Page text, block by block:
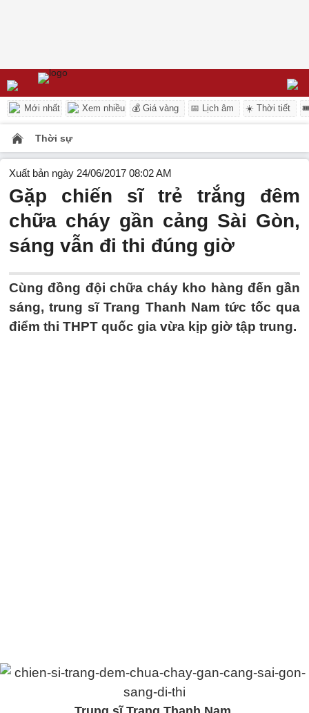
Mới nhất Xem nhiều 💰 Giá vàng 📅 Lịch âm ☀️ Thời tiết
Thời sự
Xuất bản ngày 24/06/2017 08:02 AM
Gặp chiến sĩ trẻ trắng đêm
chữa cháy gần cảng Sài Gòn,
sáng vẫn đi thi đúng giờ
Cùng đồng đội chữa cháy kho hàng đến gần
sáng, trung sĩ Trang Thanh Nam tức tốc qua
điểm thi THPT quốc gia vừa kịp giờ tập trung.